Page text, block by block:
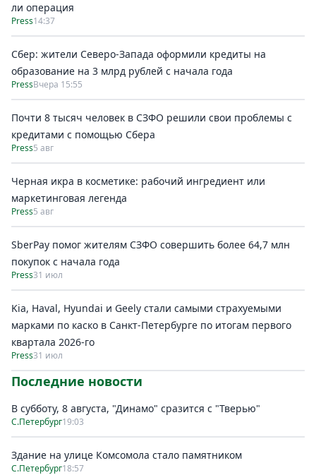
ли операция
Press14:37
Сбер: жители Северо-Запада оформили кредиты на
образование на 3 млрд рублей с начала года
PressВчера 15:55
Почти 8 тысяч человек в СЗФО решили свои проблемы с
кредитами с помощью Сбера
Press5 авг
Черная икра в косметике: рабочий ингредиент или
маркетинговая легенда
Press5 авг
SberPay помог жителям СЗФО совершить более 64,7 млн
покупок c начала года
Press31 июл
Kia, Haval, Hyundai и Geely стали самыми страхуемыми
марками по каско в Санкт-Петербурге по итогам первого
квартала 2026-го
Press31 июл
Последние новости
В субботу, 8 августа, "Динамо" сразится с "Тверью"
С.Петербург19:03
Здание на улице Комсомола стало памятником
С.Петербург18:57